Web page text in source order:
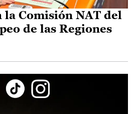
la Comisión NAT del
de las Regiones